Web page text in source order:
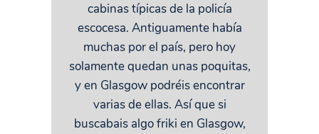
cabinas típicas de la policía
escocesa. Antiguamente había
muchas por el país, pero hoy
solamente quedan unas poquitas,
y en Glasgow podréis encontrar
varias de ellas. Así que si
buscabais algo friki en Glasgow,